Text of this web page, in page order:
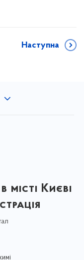
Наступна
місті Києві